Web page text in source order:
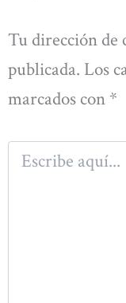
Tu dirección de
publicada. Los
marcados con *
Escribe
aquí...